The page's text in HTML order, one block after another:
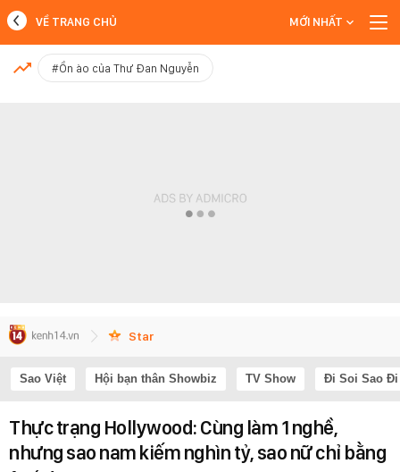
MỚI NHẤT
VỀ TRANG CHỦ MỚI NHẤT
#Ồn ào của Thư Đan Nguyễn
Star
Sao Việt Hội bạn thân Showbiz TV Show Đi Soi Sao Đi
Thực trạng Hollywood: Cùng làm 1 nghề,
nhưng sao nam kiếm nghìn tỷ, sao nữ chỉ bằng